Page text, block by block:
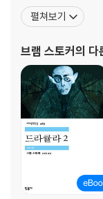
97년 흡혈귀 전설에
표하여 명성을 얻었
소설의 세부적인 현
펼쳐보기
브램 스토커의 다